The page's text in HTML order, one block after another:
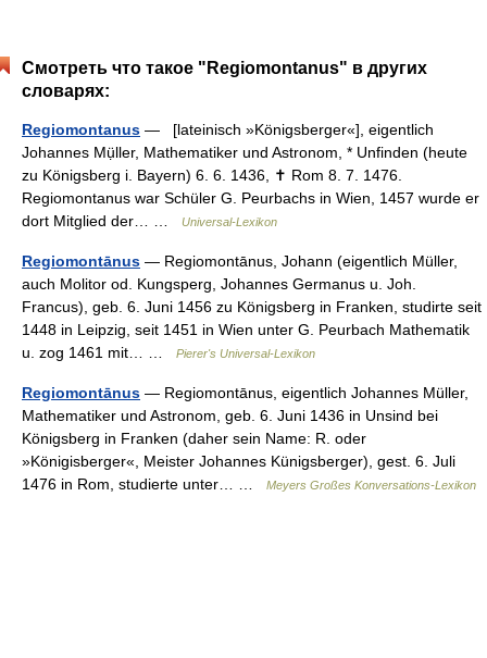
Смотреть что такое "Regiomontanus" в других
словарях:
Regiomontanus — [lateinisch »Königsberger«], eigentlich
Johannes Mụ̈ller, Mathematiker und Astronom, * Unfinden (heute
zu Königsberg i. Bayern) 6. 6. 1436, ✝ Rom 8. 7. 1476.
Regiomontanus war Schüler G. Peurbachs in Wien, 1457 wurde er
dort Mitglied der… …
Universal-Lexikon
Regiomontānus — Regiomontānus, Johann (eigentlich Müller,
auch Molitor od. Kungsperg, Johannes Germanus u. Joh.
Francus), geb. 6. Juni 1456 zu Königsberg in Franken, studirte seit
1448 in Leipzig, seit 1451 in Wien unter G. Peurbach Mathematik
u. zog 1461 mit… …
Pierer's Universal-Lexikon
Regiomontānus — Regiomontānus, eigentlich Johannes Müller,
Mathematiker und Astronom, geb. 6. Juni 1436 in Unsind bei
Königsberg in Franken (daher sein Name: R. oder
»Königisberger«, Meister Johannes Künigsberger), gest. 6. Juli
1476 in Rom, studierte unter… …
Meyers Großes Konversations-Lexikon